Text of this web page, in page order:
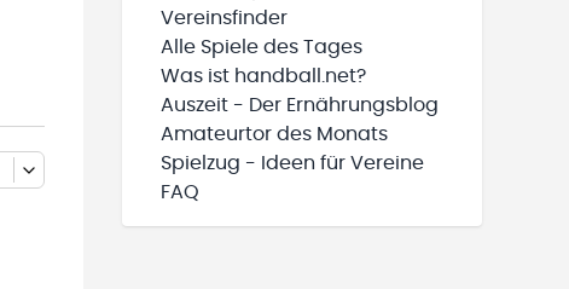
Vereinsfinder
Alle Spiele des Tages
Was ist handball.net?
Auszeit - Der Ernährungsblog
Amateurtor des Monats
Spielzug - Ideen für Vereine
FAQ